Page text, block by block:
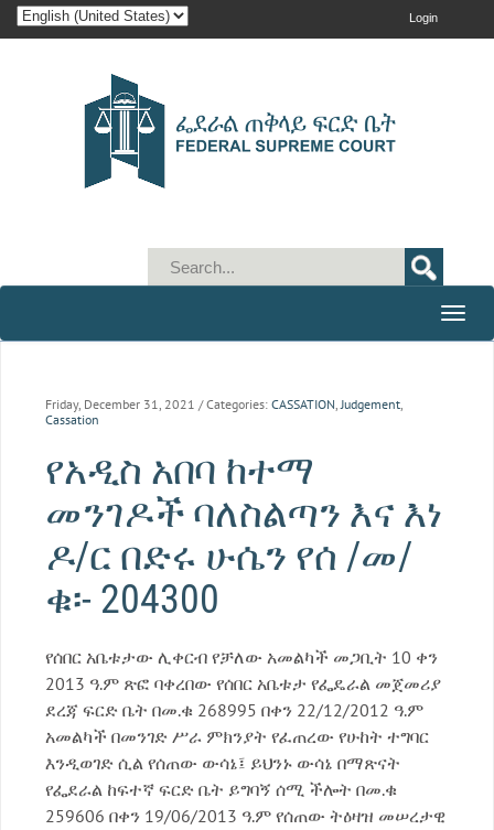
Login
Toggle
Friday, December 31, 2021 / Categories: CASSATION,Judgement,
Cassation
የአዲስ አበባ ከተማ
መንገዶች ባለስልጣን እና እነ
ዶ/ር በድሩ ሁሴን የሰ /መ/
ቁ፡- 204300
የሰበር አቤቱታው ሊቀርብ የቻለው አመልካች መጋቢት 10 ቀን
2013 ዓ.ም ጽፎ ባቀረበው የሰበር አቤቱታ የፌዴራል መጀመሪያ
ደረጃ ፍርድ ቤት በመ.ቁ 268995 በቀን 22/12/2012 ዓ.ም
አመልካች በመንገድ ሥራ ምክንያት የፈጠረው የሁከት ተግባር
እንዲወገድ ሲል የሰጠው ውሳኔ፤ ይህንኑ ውሳኔ በማጽናት
የፌደራል ከፍተኛ ፍርድ ቤት ይግባኝ ሰሚ ችሎት በመ.ቁ
259606 በቀን 19/06/2013 ዓ.ም የሰጠው ትዕዛዝ መሠረታዊ